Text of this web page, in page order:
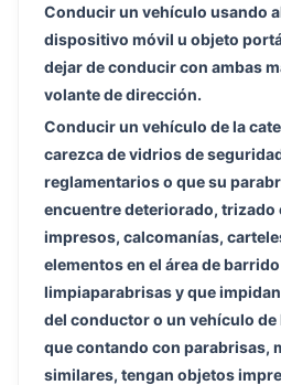
Conducir un vehículo usando
dispositivo móvil u objeto
dejar de conducir con ambas
volante de dirección.
Conducir un vehículo de la
carezca de vidrios de
reglamentarios o que su
encuentre deteriorado, trizado
impresos, calcomanías,
elementos en el área de
limpiaparabrisas y que
del conductor o un vehículo de
que contando con parabrisas,
similares, tengan objetos